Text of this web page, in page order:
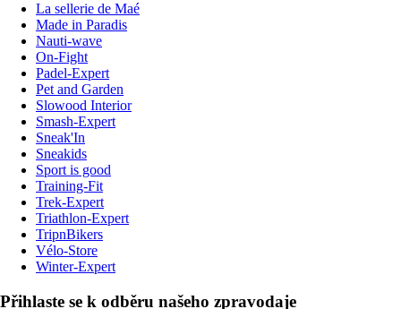
La sellerie de Maé
Made in Paradis
Nauti-wave
On-Fight
Padel-Expert
Pet and Garden
Slowood Interior
Smash-Expert
Sneak'In
Sneakids
Sport is good
Training-Fit
Trek-Expert
Triathlon-Expert
TripnBikers
Vélo-Store
Winter-Expert
Přihlaste se k odběru našeho zpravodaje